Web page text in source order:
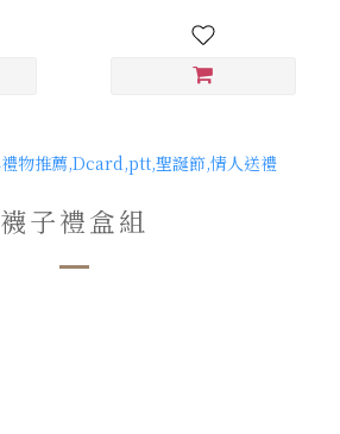
襪子禮盒組